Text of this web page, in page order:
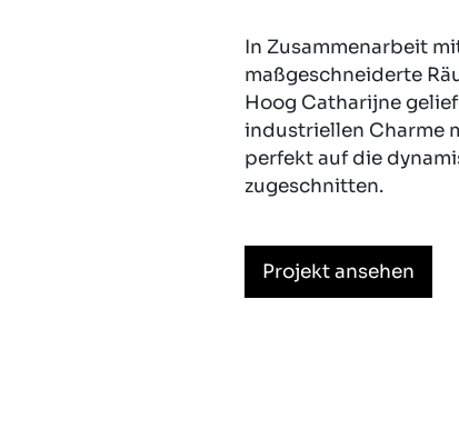
In Zusammenarbeit
maßgeschneiderte
Hoog Catharijne
industriellen Charme
perfekt auf die
zugeschnitten.
Projekt ansehen